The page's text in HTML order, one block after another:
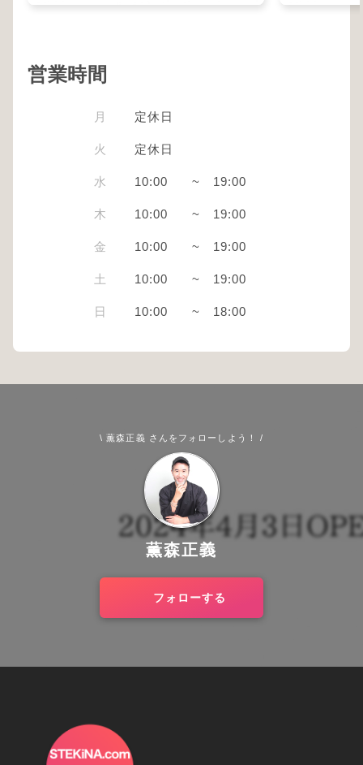
営業時間
月 定休日
火 定休日
水 10:00 ~ 19:00
木 10:00 ~ 19:00
金 10:00 ~ 19:00
土 10:00 ~ 19:00
日 10:00 ~ 18:00
\ 薫森正義 さんをフォローしよう！ /
薫森正義
フォローする